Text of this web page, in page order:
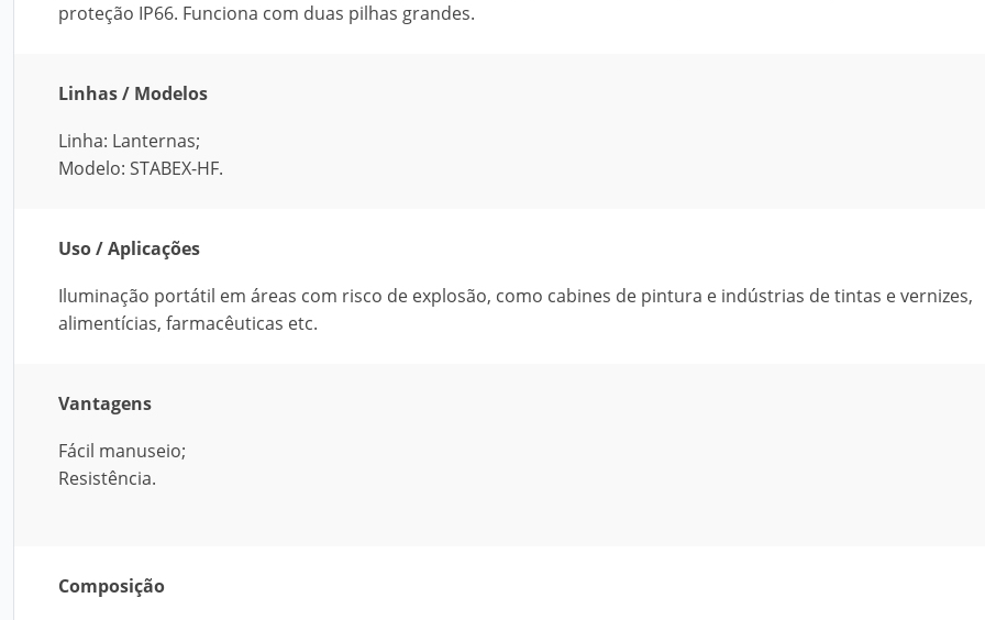
proteção IP66. Funciona com duas pilhas grandes.
Linhas / Modelos
Linha: Lanternas;
Modelo: STABEX-HF.
Uso / Aplicações
Iluminação portátil em áreas com risco de explosão, como cabines de pintura e indústrias de tintas e vernizes,
alimentícias, farmacêuticas etc.
Vantagens
Fácil manuseio;
Resistência.
Composição